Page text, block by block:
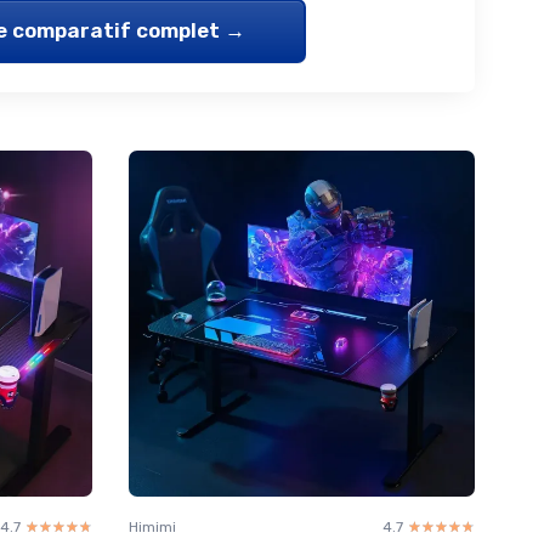
comparatif complet →
4.7 ☆☆☆☆☆
★★★★★ Himimi 4.7 ☆☆☆☆☆
★★★★★